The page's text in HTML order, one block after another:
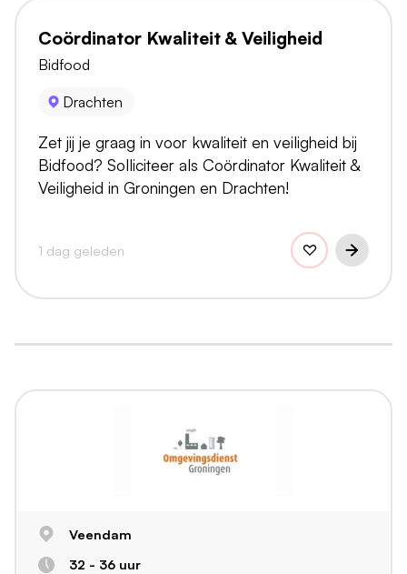
Coördinator Kwaliteit & Veiligheid
Bidfood
Drachten
Zet jij je graag in voor kwaliteit en veiligheid bij
Bidfood? Solliciteer als Coördinator Kwaliteit &
Veiligheid in Groningen en Drachten!
1 dag geleden
Veendam
32 - 36 uur